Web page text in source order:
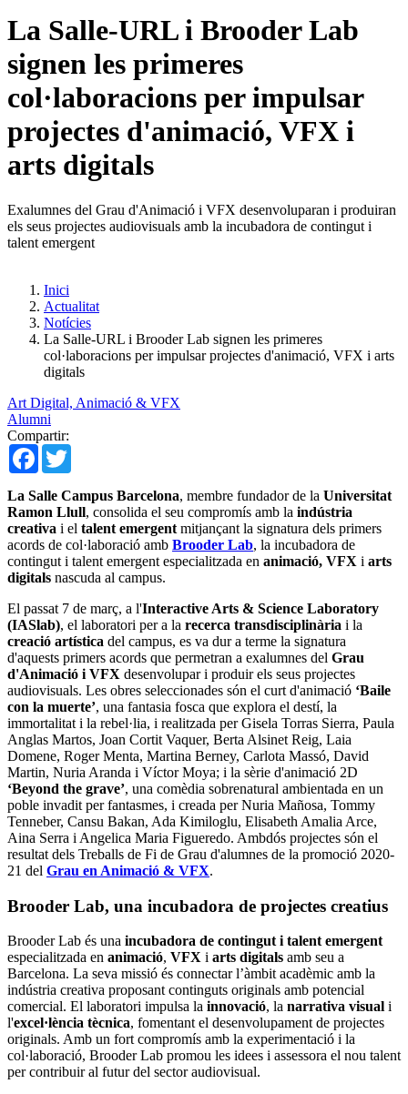
La Salle-URL i Brooder Lab
signen les primeres
col·laboracions per impulsar
projectes d'animació, VFX i
arts digitals
Exalumnes del Grau d'Animació i VFX desenvoluparan i produiran
els seus projectes audiovisuals amb la incubadora de contingut i
talent emergent
Inici
Actualitat
Notícies
La Salle-URL i Brooder Lab signen les primeres
col·laboracions per impulsar projectes d'animació, VFX i arts
digitals
Art Digital, Animació & VFX
Alumni
Compartir:
Facebook
La Salle Campus Barcelona, membre fundador de la Universitat
Ramon Llull, consolida el seu compromís amb la indústria
creativa i el talent emergent mitjançant la signatura dels primers
acords de col·laboració amb Brooder Lab, la incubadora de
contingut i talent emergent especialitzada en animació, VFX i arts
digitals nascuda al campus.
El passat 7 de març, a l'Interactive Arts & Science Laboratory
(IASlab), el laboratori per a la recerca transdisciplinària i la
creació artística del campus, es va dur a terme la signatura
d'aquests primers acords que permetran a exalumnes del Grau
d'Animació i VFX desenvolupar i produir els seus projectes
audiovisuals. Les obres seleccionades són el curt d'animació ‘Baile
con la muerte’, una fantasia fosca que explora el destí, la
immortalitat i la rebel·lia, i realitzada per Gisela Torras Sierra, Paula
Anglas Martos, Joan Cortit Vaquer, Berta Alsinet Reig, Laia
Domene, Roger Menta, Martina Berney, Carlota Massó, David
Martin, Nuria Aranda i Víctor Moya; i la sèrie d'animació 2D
‘Beyond the grave’, una comèdia sobrenatural ambientada en un
poble invadit per fantasmes, i creada per Nuria Mañosa, Tommy
Tenneber, Cansu Bakan, Ada Kimiloglu, Elisabeth Amalia Arce,
Aina Serra i Angelica Maria Figueredo. Ambdós projectes són el
resultat dels Treballs de Fi de Grau d'alumnes de la promoció 2020-
21 del Grau en Animació & VFX.
Brooder Lab, una incubadora de projectes creatius
Brooder Lab és una incubadora de contingut i talent emergent
especialitzada en animació, VFX i arts digitals amb seu a
Barcelona. La seva missió és connectar l’àmbit acadèmic amb la
indústria creativa proposant continguts originals amb potencial
comercial. El laboratori impulsa la innovació, la narrativa visual i
l'excel·lència tècnica, fomentant el desenvolupament de projectes
originals. Amb un fort compromís amb la experimentació i la
col·laboració, Brooder Lab promou les idees i assessora el nou talent
per contribuir al futur del sector audiovisual.